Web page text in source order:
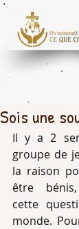
Sois une
Il y a 2
groupe de
la raison
être
cette
monde.